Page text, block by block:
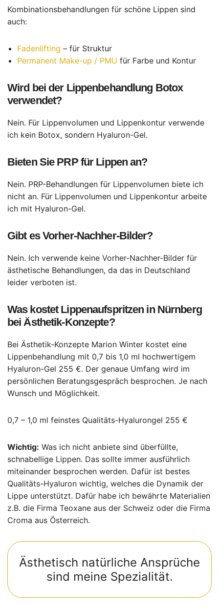
Kombinationsbehandlungen für schöne Lippen sind
auch:
Fadenlifting – für Struktur
Permanent Make-up / PMU für Farbe und Kontur
Wird bei der Lippenbehandlung Botox
verwendet?
Nein. Für Lippenvolumen und Lippenkontur verwende
ich kein Botox, sondern Hyaluron-Gel.
Bieten Sie PRP für Lippen an?
Nein. PRP-Behandlungen für Lippenvolumen biete ich
nicht an. Für Lippenvolumen und Lippenkontur arbeite
ich mit Hyaluron-Gel.
Gibt es Vorher-Nachher-Bilder?
Nein. Ich verwende keine Vorher-Nachher-Bilder für
ästhetische Behandlungen, da das in Deutschland
leider verboten ist.
Was kostet Lippenaufspritzen in Nürnberg
bei Ästhetik-Konzepte?
Bei Ästhetik-Konzepte Marion Winter kostet eine
Lippenbehandlung mit 0,7 bis 1,0 ml hochwertigem
Hyaluron-Gel 255 €. Der genaue Umfang wird im
persönlichen Beratungsgespräch besprochen. Je nach
Wunsch und Möglichkeit.
0,7 – 1,0 ml feinstes Qualitäts-Hyalurongel 255 €
Wichtig: Was ich nicht anbiete sind überfüllte,
schnabellige Lippen. Das sollte immer ausführlich
miteinander besprochen werden. Dafür ist bestes
Qualitäts-Hyaluron wichtig, welches die Dynamik der
Lippe unterstützt. Dafür habe ich bewährte Materialien
z.B. die Firma Teoxane aus der Schweiz oder die Firma
Croma aus Österreich.
Ästhetisch natürliche Ansprüche
sind meine Spezialität.